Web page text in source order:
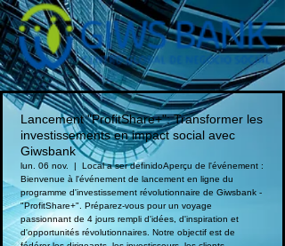
Lancement "ProfitShare+": Transformer les
investissements en impact social avec
Giwsbank
lun. 06 nov.
  |
Local a ser definidoAperçu de l'événement :
Bienvenue à l'événement de lancement en ligne du
programme d'investissement révolutionnaire de Giwsbank -
"ProfitShare+". Préparez-vous pour un voyage
passionnant de 4 jours rempli d'idées, d'inspiration et
d'opportunités révolutionnaires. Notre objectif est de